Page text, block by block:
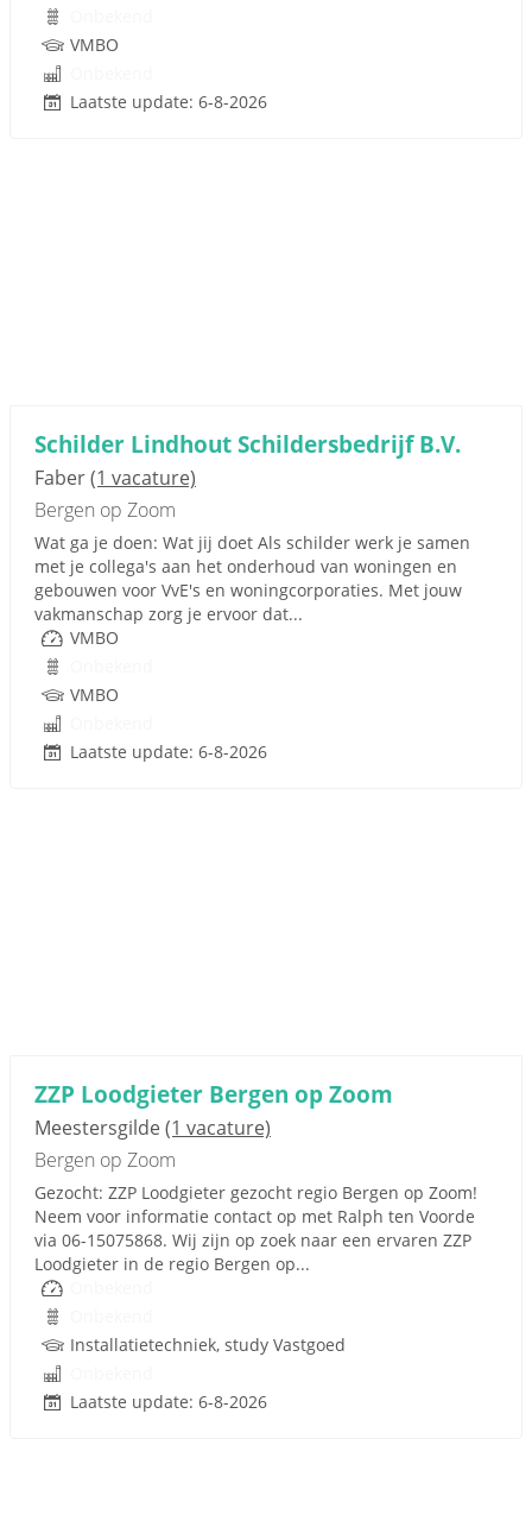
VMBO
Laatste update: 6-8-2026
Schilder Lindhout Schildersbedrijf B.V.
Faber(1 vacature)
Bergen op Zoom
Wat ga je doen: Wat jij doet Als schilder werk je samen
met je collega's aan het onderhoud van woningen en
gebouwen voor VvE's en woningcorporaties. Met jouw
vakmanschap zorg je ervoor dat...
VMBO
VMBO
Laatste update: 6-8-2026
ZZP Loodgieter Bergen op Zoom
Meestersgilde(1 vacature)
Bergen op Zoom
Gezocht: ZZP Loodgieter gezocht regio Bergen op Zoom!
Neem voor informatie contact op met Ralph ten Voorde
via 06-15075868. Wij zijn op zoek naar een ervaren ZZP
Loodgieter in de regio Bergen op...
Installatietechniek, study Vastgoed
Laatste update: 6-8-2026